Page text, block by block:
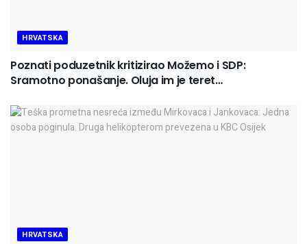
HRVATSKA
Poznati poduzetnik kritizirao Možemo i SDP:
Sramotno ponašanje. Oluja im je teret…
HRVATSKA